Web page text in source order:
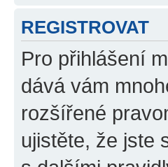
REGISTROVAT
Pro přihlášení
dává vám
rozšířené
ujistěte, že jste